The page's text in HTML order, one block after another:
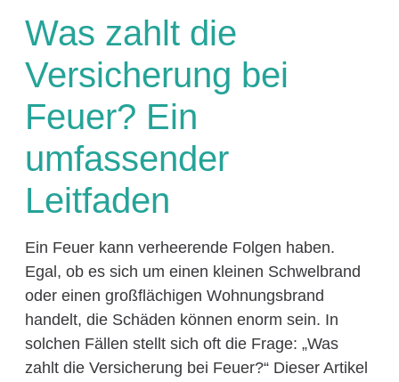
Was zahlt die
Versicherung bei
Feuer? Ein
umfassender
Leitfaden
Ein Feuer kann verheerende Folgen haben.
Egal, ob es sich um einen kleinen Schwelbrand
oder einen großflächigen Wohnungsbrand
handelt, die Schäden können enorm sein. In
solchen Fällen stellt sich oft die Frage: „Was
zahlt die Versicherung bei Feuer?“ Dieser Artikel